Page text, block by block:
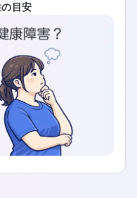
の目安